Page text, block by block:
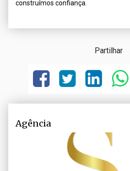
Partilhar
Agência
construímos confiança.